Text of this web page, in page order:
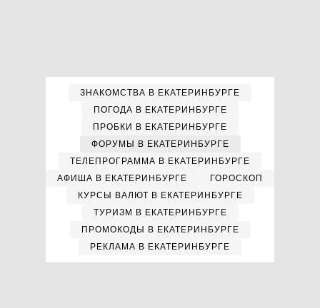
ЗНАКОМСТВА В ЕКАТЕРИНБУРГЕ
ПОГОДА В ЕКАТЕРИНБУРГЕ
ПРОБКИ В ЕКАТЕРИНБУРГЕ
ФОРУМЫ В ЕКАТЕРИНБУРГЕ
ТЕЛЕПРОГРАММА В ЕКАТЕРИНБУРГЕ
АФИША В ЕКАТЕРИНБУРГЕ
ГОРОСКОП
КУРСЫ ВАЛЮТ В ЕКАТЕРИНБУРГЕ
ТУРИЗМ В ЕКАТЕРИНБУРГЕ
ПРОМОКОДЫ В ЕКАТЕРИНБУРГЕ
РЕКЛАМА В ЕКАТЕРИНБУРГЕ